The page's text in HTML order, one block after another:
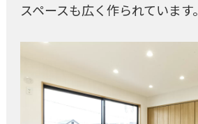
スペースも広く作られています。